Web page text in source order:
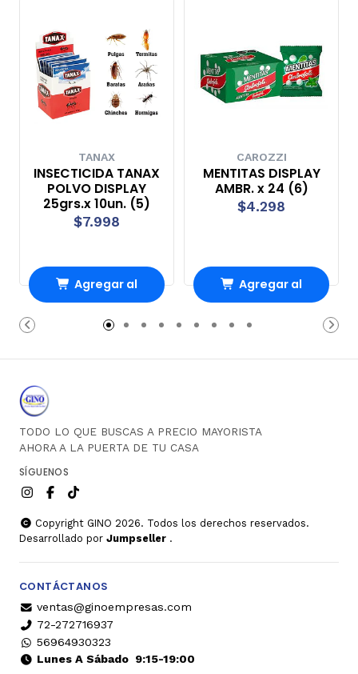
TANAX
INSECTICIDA TANAX
POLVO DISPLAY
25grs.x 10un. (5)
$7.998
Agregar al
Carro
CAROZZI
MENTITAS DISPLAY
AMBR. x 24 (6)
$4.298
Agregar al
Carro
TODO LO QUE BUSCAS A PRECIO MAYORISTA
AHORA A LA PUERTA DE TU CASA
SÍGUENOS
Copyright GINO 2026. Todos los derechos reservados.
Desarrollado por Jumpseller .
CONTÁCTANOS
ventas@ginoempresas.com
72-272716937
56964930323
Lunes A Sábado9:15-19:00